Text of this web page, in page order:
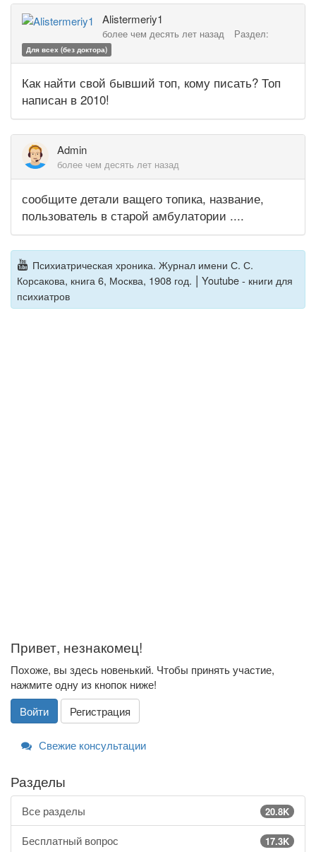
Alistermeriy1
более чем десять лет назад Раздел:
Для всех (без доктора)
Как найти свой бывший топ, кому писать? Топ
написан в 2010!
Admin
более чем десять лет назад
сообщите детали ващего топика, название,
пользователь в старой амбулатории ....
Психиатрическая хроника. Журнал имени С. С.
Корсакова, книга 6, Москва, 1908 год. | Youtube - книги для
психиатров
Привет, незнакомец!
Похоже, вы здесь новенький. Чтобы принять участие,
нажмите одну из кнопок ниже!
Войти
Регистрация
Свежие консультации
Разделы
Все разделы 20.8K
Бесплатный вопрос 17.3K